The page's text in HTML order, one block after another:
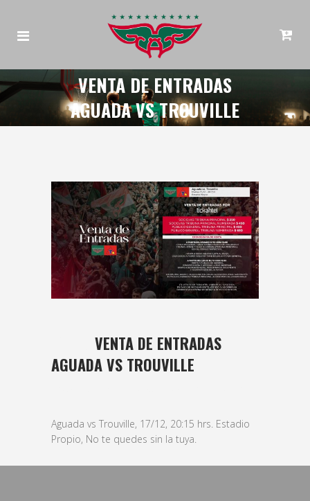
VENTA DE ENTRADAS
AGUADA VS TROUVILLE
VENTA DE ENTRADAS
AGUADA VS TROUVILLE
Aguada vs Trouville, 17/12, 20:15 hrs. Estadio
Propio, No te quedes sin la tuya.